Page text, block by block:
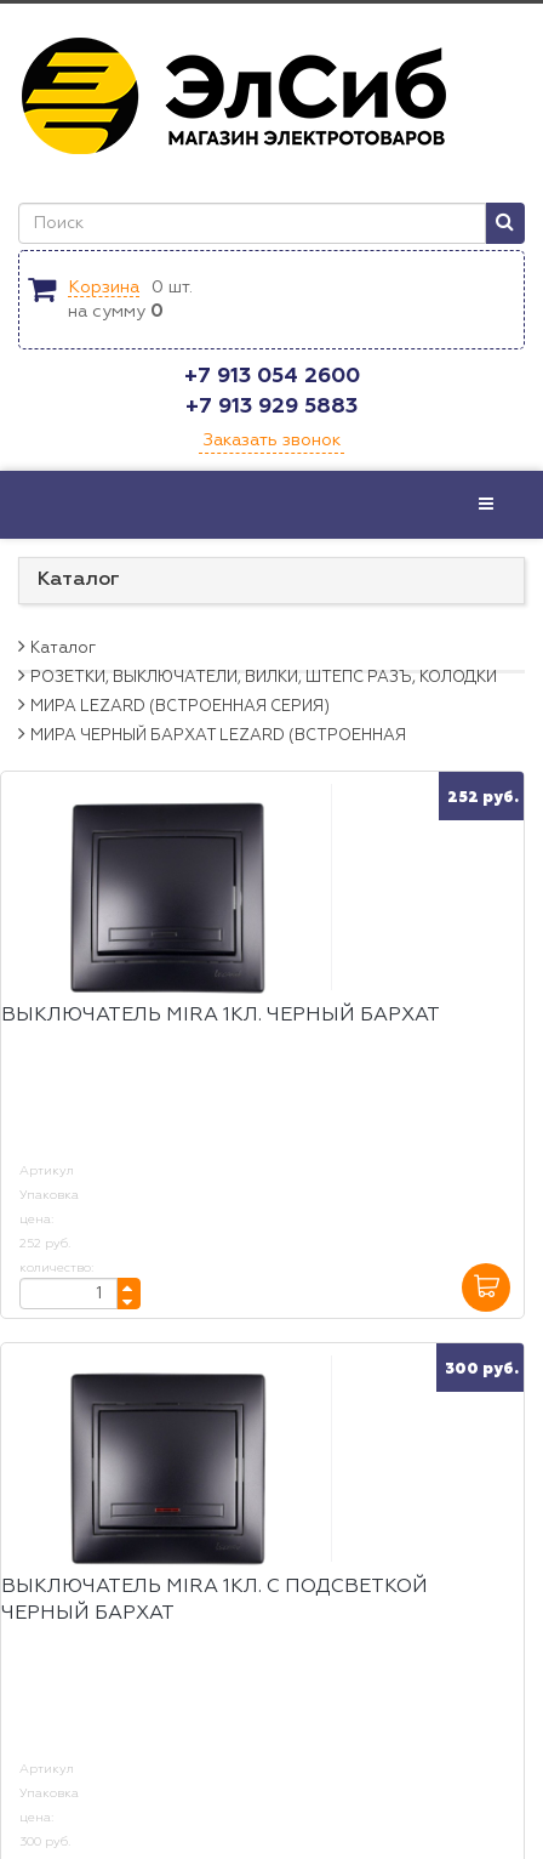
Корзина 0 шт.
на сумму 0
+7 913 054 2600
+7 913 929 5883
Заказать звонок
Меню
Каталог
Каталог
РОЗЕТКИ, ВЫКЛЮЧАТЕЛИ, ВИЛКИ, ШТЕПС РАЗЪ, КОЛОДКИ
МИРА LEZARD (ВСТРОЕННАЯ СЕРИЯ)
МИРА ЧЕРНЫЙ БАРХАТ LEZARD (ВСТРОЕННАЯ
252 руб.
ВЫКЛЮЧАТЕЛЬ MIRA 1КЛ. ЧЕРНЫЙ БАРХАТ
Артикул
Упаковка
цена:
252 руб.
количество:
300 руб.
ВЫКЛЮЧАТЕЛЬ MIRA 1КЛ. С ПОДСВЕТКОЙ
ЧЕРНЫЙ БАРХАТ
Артикул
Упаковка
цена:
300 руб.